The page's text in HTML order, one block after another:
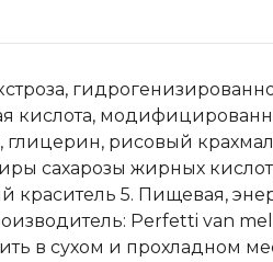
кислота,
глицерин, рисовый
сахарозы жирных
краситель 5. Пищевая,
Perfetti van
в сухом и прохладном